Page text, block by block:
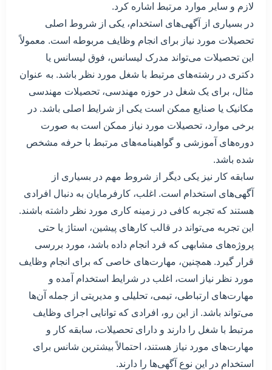
لازم و سایر موارد مرتبط اشاره کرد.
در بسیاری از آگهی‌های استخدام، یکی از شروط اصلی
تحصیلات مورد نیاز برای انجام وظایف مربوطه است. معمولاً
این تحصیلات می‌تواند مدرک لیسانس، فوق لیسانس یا
دکتری در رشته‌های مرتبط با شغل مورد نظر باشد. به عنوان
مثال، برای یک شغل در حوزه مهندسی، تحصیلات مهندسی
مکانیک یا صنایع ممکن است یکی از شرایط اصلی باشد. در
برخی موارد، تحصیلات مورد نیاز ممکن است به صورت
دوره‌های آموزشی و گواهینامه‌های مرتبط با حرفه مشخص
شده باشد.
سابقه کار نیز یکی دیگر از شروط مهم در بسیاری از
آگهی‌های استخدام است. اغلب، کارفرمایان به دنبال افرادی
هستند که تجربه کافی در زمینه کاری مورد نظر داشته باشند.
این تجربه می‌تواند در قالب کارهای پیشین، استاژ یا حتی
پروژه‌های مشابهی که فرد انجام داده باشد، مورد بررسی
قرار گیرد. همچنین، مهارت‌های خاصی که برای انجام وظایف
مورد نظر نیاز است، اغلب در شرایط استخدام آمده و
مهارت‌های ارتباطی، تیمی، تحلیلی و مدیریتی از جمله آن‌ها
می‌تواند باشد. از این رو، افرادی که توانایی اجرای وظایف
مرتبط با شغل را دارند و دارای تحصیلات، سابقه کار و
مهارت‌های مورد نیاز هستند، احتمالاً بیشترین شانس برای
استخدام در این نوع آگهی‌ها را دارند.